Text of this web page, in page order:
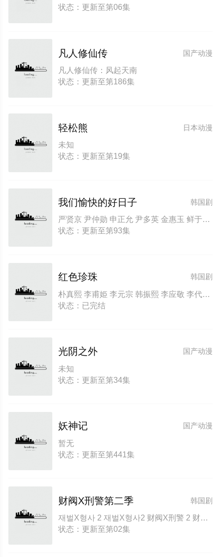
状态：更新至第06集
国产动漫
凡人修仙传
凡人修仙传：风起天南
状态：更新至第186集
日本动漫
轻松熊
未知
状态：更新至第19集
韩国剧
我们愉快的好日子
严贤京 尹仲勋 申正允 尹多英 金惠玉 鲜于在德 尹多勋 文喜京 李商淑 郑孝彬 李家豪 郑永琡
状态：更新至第93集
韩国剧
红色珍珠
朴真熙 李甫姫 李元宗 韩振熙 李应敬 李代延 金惠仙 金宣敬 이정용 채빈
状态：已完结
国产动漫
光阴之外
未知
状态：更新至第34集
国产动漫
妖神记
暂无
状态：更新至第441集
韩国剧
财阀X刑警第二季
재벌X형사 2 재벌X형사2 财阀X刑警 2 财阀X刑警2 Flex x Cop2 纨绔子弟(韩国版)
状态：更新至第02集